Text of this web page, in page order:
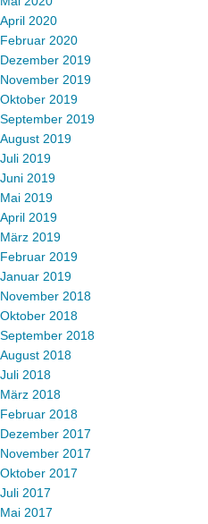
April 2020
Februar 2020
Dezember 2019
November 2019
Oktober 2019
September 2019
August 2019
Juli 2019
Juni 2019
Mai 2019
April 2019
März 2019
Februar 2019
Januar 2019
November 2018
Oktober 2018
September 2018
August 2018
Juli 2018
März 2018
Februar 2018
Dezember 2017
November 2017
Oktober 2017
Juli 2017
Mai 2017